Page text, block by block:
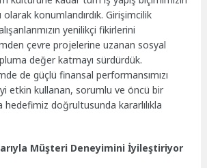
olarak konumlandırdık. Girişimcilik
yenilikçi fikirlerini
çevre projelerine uzanan sosyal
değer katmayı sürdürdük.
de güçlü finansal performansımızı
etkin kullanan, sorumlu ve öncü bir
doğrultusunda kararlılıkla
Müşteri Deneyimini İyileştiriyor